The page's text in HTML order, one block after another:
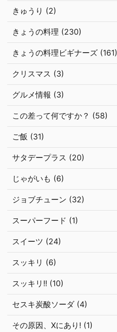
きゅうり (2)
きょうの料理 (230)
きょうの料理ビギナーズ (161)
クリスマス (3)
グルメ情報 (3)
この差って何ですか？ (58)
ご飯 (31)
サタデープラス (20)
じゃがいも (6)
ジョブチューン (32)
スーパーフード (1)
スイーツ (24)
スッキリ (6)
スッキリ!! (10)
セスキ炭酸ソーダ (4)
その原因、Xにあり! (1)